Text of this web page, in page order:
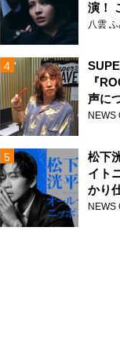
演！
せん
八雲
『
声に
NEWS
松下
イト
かり
NEWS